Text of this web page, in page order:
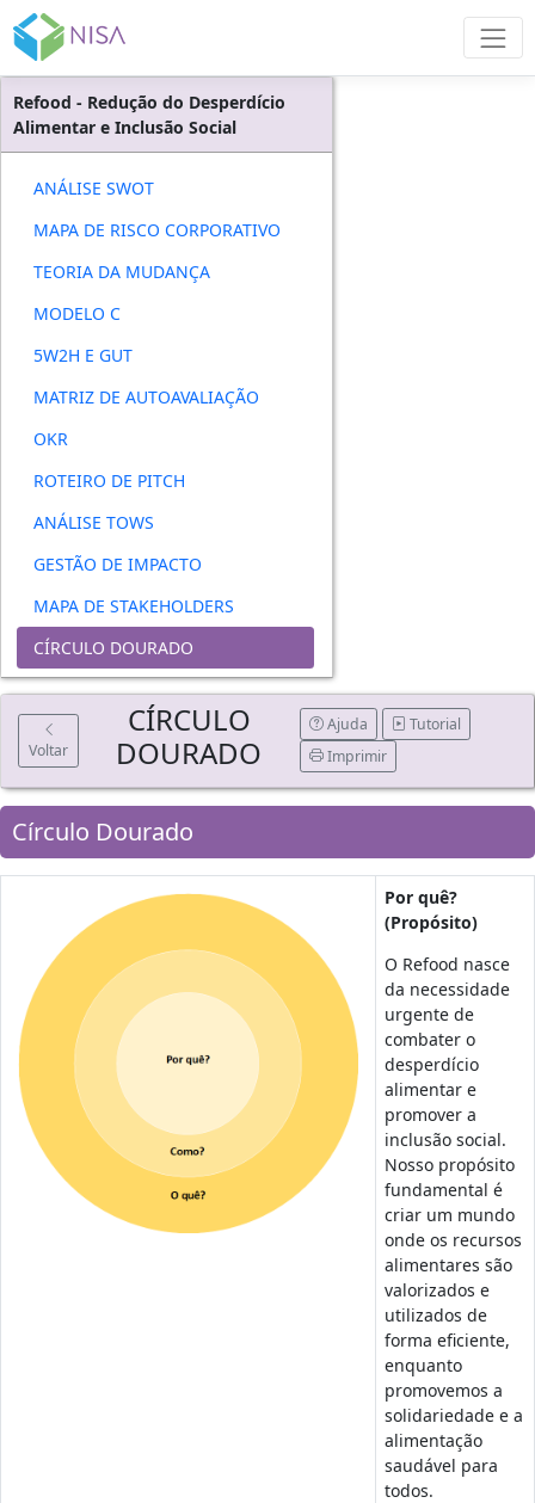
Refood - Redução do Desperdício
Alimentar e Inclusão Social
ANÁLISE SWOT
MAPA DE RISCO CORPORATIVO
TEORIA DA MUDANÇA
MODELO C
5W2H E GUT
MATRIZ DE AUTOAVALIAÇÃO
OKR
ROTEIRO DE PITCH
ANÁLISE TOWS
GESTÃO DE IMPACTO
MAPA DE STAKEHOLDERS
CÍRCULO DOURADO
Voltar
CÍRCULO
DOURADO
Ajuda
Tutorial
Imprimir
Círculo Dourado
Por quê?
(Propósito)
O Refood nasce
da necessidade
urgente de
combater o
desperdício
alimentar e
promover a
inclusão social.
Nosso propósito
fundamental é
criar um mundo
onde os recursos
alimentares são
valorizados e
utilizados de
forma eficiente,
enquanto
promovemos a
solidariedade e a
alimentação
saudável para
todos.